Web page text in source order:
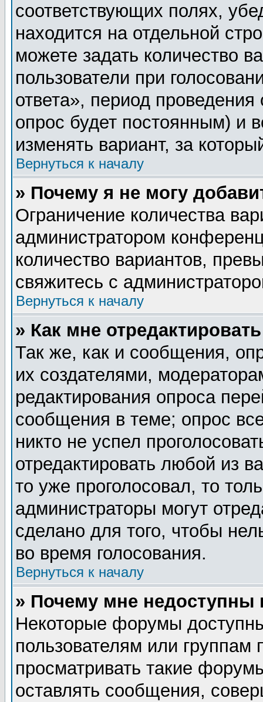
соответствующих полях,
находится на отдельной
можете задать количество
пользователи при
ответа», период проведения
опрос будет постоянным) и
изменять вариант, за
Вернуться к началу
» Почему я не могу
Ограничение количества
администратором
количество вариантов,
свяжитесь с
Вернуться к началу
» Как мне
Так же, как и сообщения,
их создателями,
редактирования опроса
сообщения в теме; опрос
никто не успел
отредактировать любой из
то уже проголосовал, то
администраторы могут
сделано для того, чтобы
во время голосования.
Вернуться к началу
» Почему мне
Некоторые форумы
пользователям или группам
просматривать такие
оставлять сообщения,